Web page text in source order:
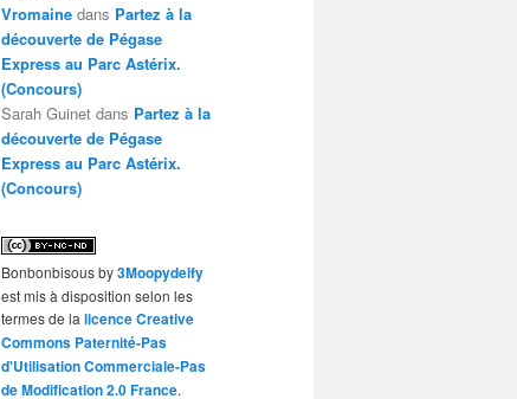
Vromaine dans Partez à la
découverte de Pégase
Express au Parc Astérix.
(Concours)
Sarah Guinet dans Partez à la
découverte de Pégase
Express au Parc Astérix.
(Concours)
Bonbonbisousby3Moopydelfy
est mis à disposition selon les
termes de la licence Creative
Commons Paternité-Pas
d'Utilisation Commerciale-Pas
de Modification 2.0 France.